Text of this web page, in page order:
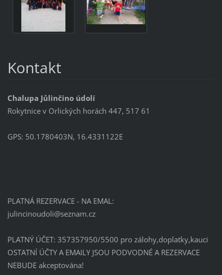
Kontakt
Chalupa Jůlinčino údolí
Rokytnice v Orlických horách 447, 517 61
GPS: 50.1780403N, 16.4331122E
PLATNÁ REZERVACE - NA EMAL:
julincinoudoli@seznam.cz
PLATNÝ ÚČET: 357357950/5500 pro zálohy,doplatky,kauci
OSTATNÍ ÚČTY A EMAILY JSOU PODVODNÉ A REZERVACE
NEBUDE akceptována!